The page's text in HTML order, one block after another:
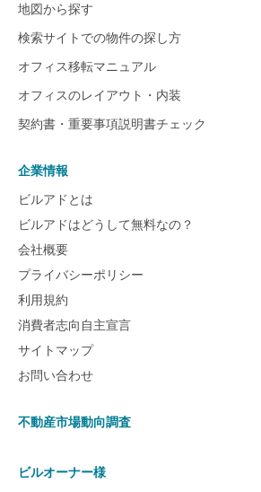
地図から探す
検索サイトでの物件の探し方
オフィス移転マニュアル
オフィスのレイアウト・内装
契約書・重要事項説明書チェック
企業情報
ビルアドとは
ビルアドはどうして無料なの？
会社概要
プライバシーポリシー
利用規約
消費者志向自主宣言
サイトマップ
お問い合わせ
不動産市場動向調査
ビルオーナー様